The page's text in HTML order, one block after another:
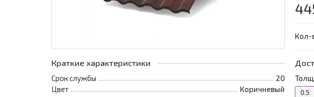
Краткие характеристики
Срок службы
20
Цвет
Коричневый
Кол-
0.5